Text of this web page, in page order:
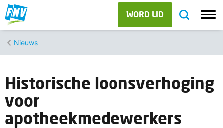
WORD LID
Nieuws
Historische loonsverhoging
voor
apotheekmedewerkers